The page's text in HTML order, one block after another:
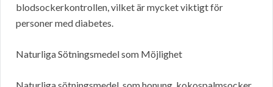
blodsockerkontrollen, vilket är mycket viktigt för
personer med diabetes.
Naturliga Sötningsmedel som Möjlighet
Naturliga sötningsmedel, som honung, kokospalmsocker